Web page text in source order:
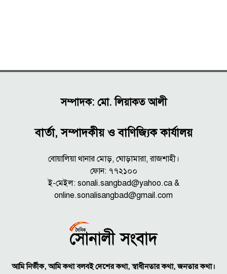
সম্পাদক: মো. লিয়াকত আলী
বার্তা, সম্পাদকীয় ও বাণিজ্যিক কার্যালয়
বোয়ালিয়া থানার মোড়, ঘোড়ামারা, রাজশাহী।
ফোন: ৭৭২১০০
ই-মেইল: sonali.sangbad@yahoo.ca &
online.sonalisangbad@gmail.com
আমি নির্ভীক, আমি কথা বলবই দেশের কথা, স্বাধীনতার কথা, জনতার কথা।